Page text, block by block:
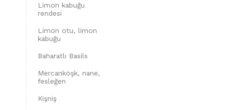
Limon kabuğu
rendesi
Limon otu, limon
kabuğu
Baharatlı Basils
Mercanköşk, nane,
fesleğen
Kişniş